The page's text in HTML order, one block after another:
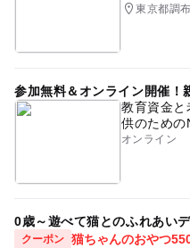
東京都調
参加無料＆オンライン開催！
教育資金と
供のための
オンライン
0歳～遊べて猫とのふれあい
クーポン 猫ちゃんのおやつ